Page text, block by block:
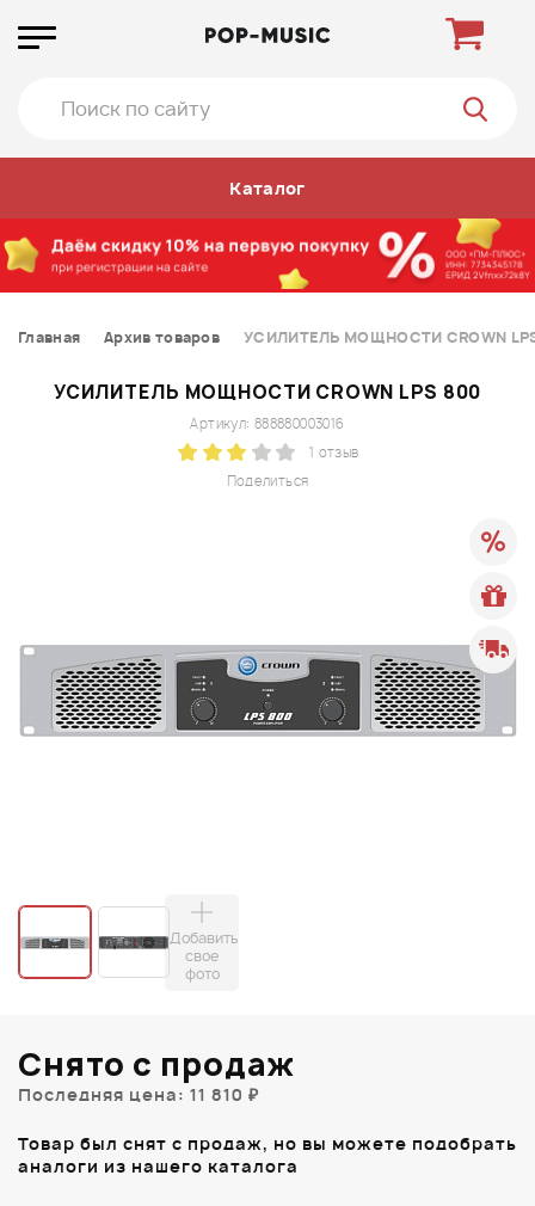
Каталог
Главная Архив товаров УСИЛИТЕЛЬ МОЩНОСТИ CROWN
УСИЛИТЕЛЬ МОЩНОСТИ CROWN LPS 800
Поделиться
Артикул: 888880003016
1 отзыв
Добавить
свое
фото
Снято с продаж
Последняя цена: 11 810 ₽
Товар был снят с продаж, но вы можете подобрать
аналоги из нашего каталога